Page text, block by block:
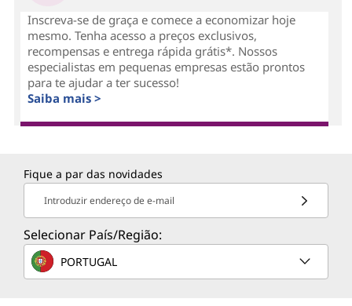
Inscreva-se de graça e comece a economizar hoje
mesmo. Tenha acesso a preços exclusivos,
recompensas e entrega rápida grátis*. Nossos
especialistas em pequenas empresas estão prontos
para te ajudar a ter sucesso!
Saiba mais >
Fique a par das novidades
Introduzir endereço de e-mail
Selecionar País/Região:
PORTUGAL